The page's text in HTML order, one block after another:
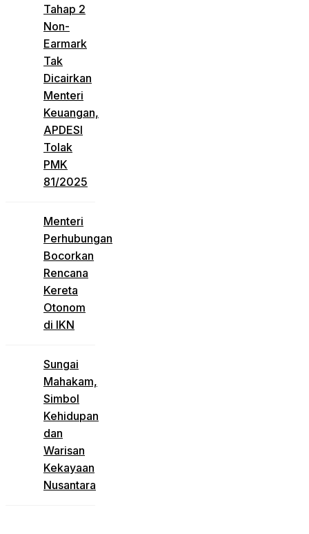
Tahap 2
Non-
Earmark
Tak
Dicairkan
Menteri
Keuangan,
APDESI
Tolak
PMK
81/2025
Menteri
Perhubungan
Bocorkan
Rencana
Kereta
Otonom
di IKN
Sungai
Mahakam,
Simbol
Kehidupan
dan
Warisan
Kekayaan
Nusantara